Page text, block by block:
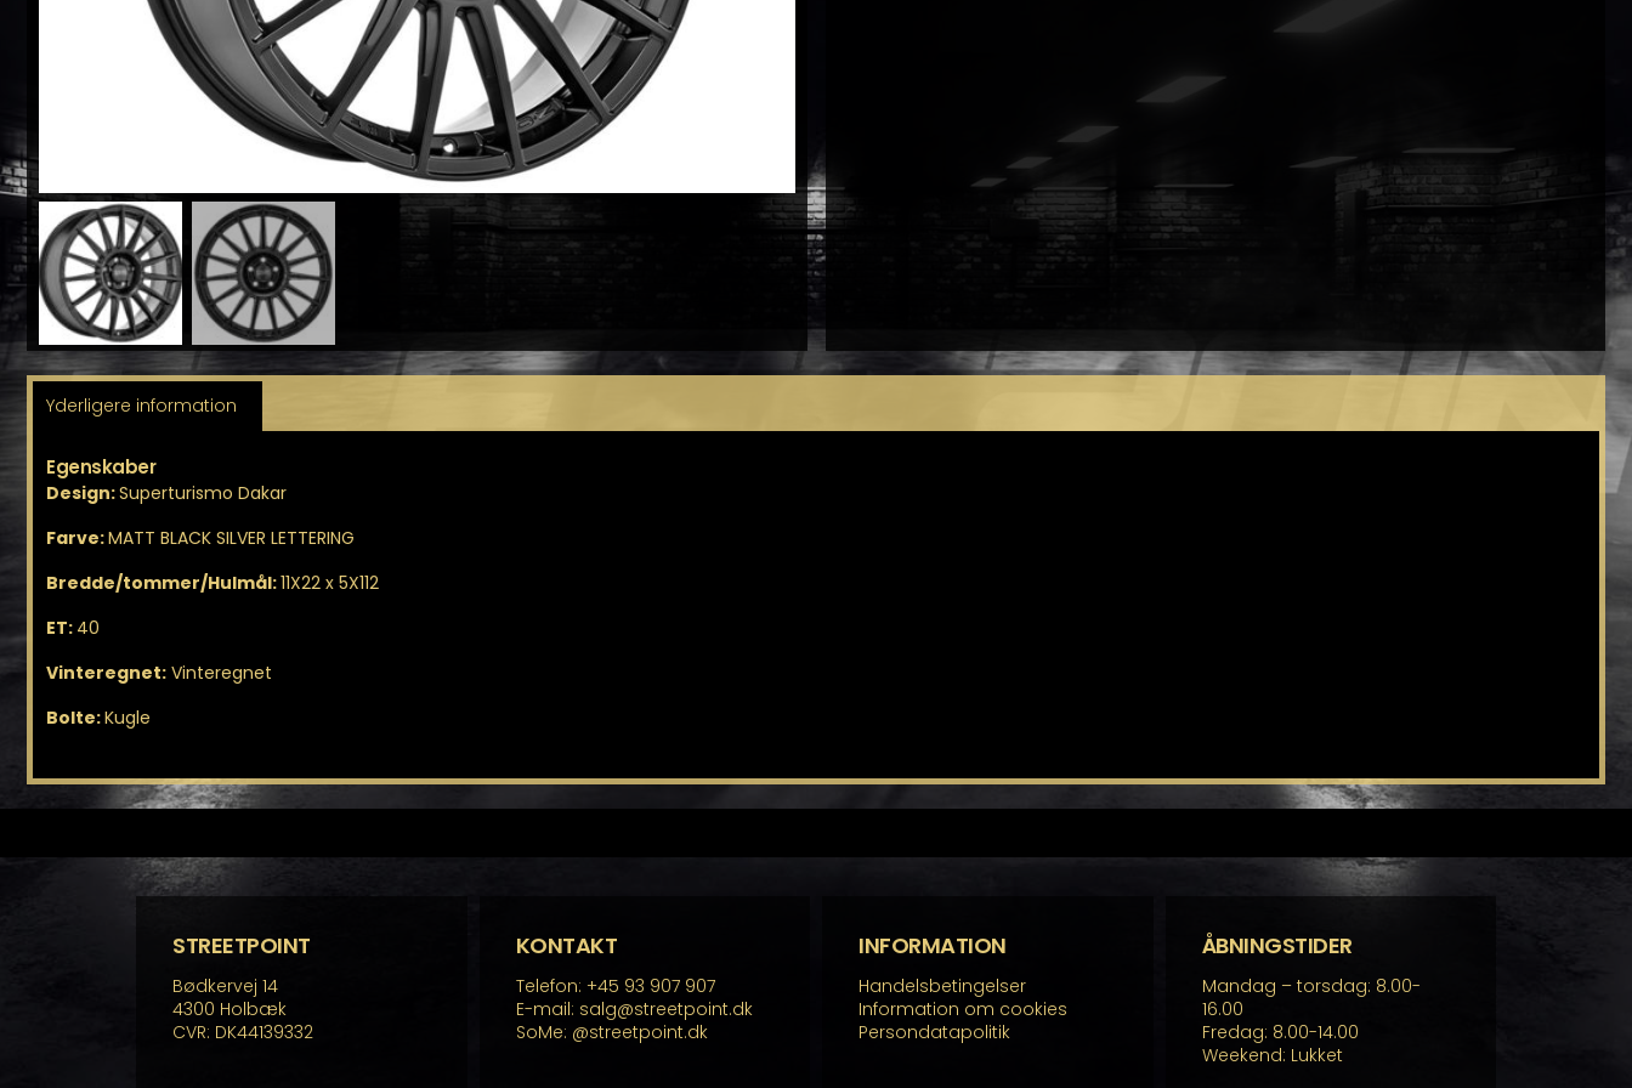
Yderligere information
Egenskaber
Design:Superturismo Dakar
Farve:MATT BLACK SILVER LETTERING
Bredde/tommer/Hulmål:11X22 x 5X112
ET: 40
Vinteregnet: Vinteregnet
Bolte:Kugle
STREETPOINT
Bødkervej 14
4300 Holbæk
CVR: DK44139332
KONTAKT
Telefon: +45 93 907 907
E-mail: salg@streetpoint.dk
SoMe: @streetpoint.dk
INFORMATION
Handelsbetingelser
Information om cookies
Persondatapolitik
ÅBNINGSTIDER
Mandag – torsdag: 8.00-
16.00
Fredag: 8.00-14.00
Weekend: Lukket